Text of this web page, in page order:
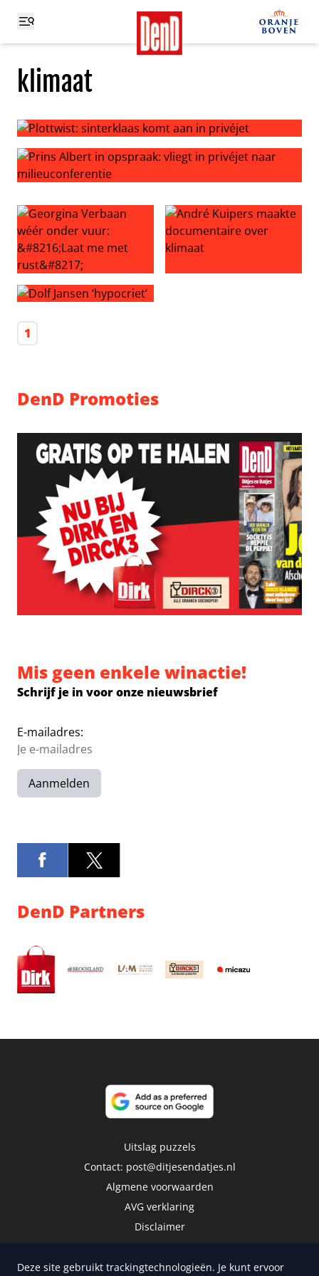
klimaat
Plottwist: sinterklaas komt aan in privéjet
Georgina Verbaan wéér onder vuur: ‘Laat me met rust’
1
DenD Promoties
Mis geen enkele winactie!
Schrijf je in voor onze nieuwsbrief
E-mailadres:
Aanmelden
DenD Partners
Uitslag puzzels
Contact: post@ditjesendatjes.nl
Algmene voorwaarden
AVG verklaring
Disclaimer
Deze site gebruikt trackingtechnologieën. Je kunt ervoor